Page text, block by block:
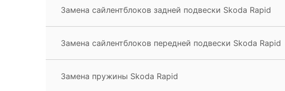
Замена сайлентблоков задней подвески Skoda Rapid
Замена сайлентблоков передней подвески Skoda Rapid
Замена пружины Skoda Rapid